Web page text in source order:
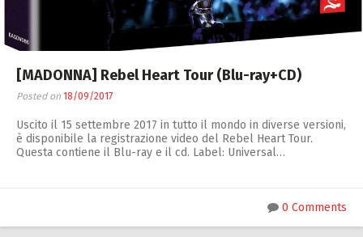
[MADONNA] Rebel Heart Tour (Blu-ray+CD)
Posted on 18/09/2017
Uscito il 15 settembre 2017 in tutto il mondo in diverse versioni,
è disponibile la registrazione video del Rebel Heart Tour.
Questa contiene il Blu-ray e il cd. Label: Universal…
0 Comments